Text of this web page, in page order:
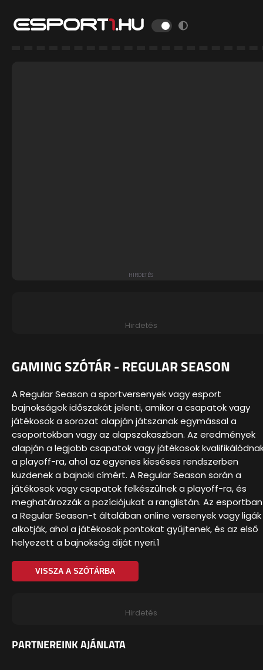
Hirdetés
GAMING SZÓTÁR - REGULAR SEASON
A Regular Season a sportversenyek vagy esport
bajnokságok időszakát jelenti, amikor a csapatok vagy
játékosok a sorozat alapján játszanak egymással a
csoportokban vagy az alapszakaszban. Az eredmények
alapján a legjobb csapatok vagy játékosok
a playoff-ra, ahol az egyenes kieséses rendszerben
küzdenek a bajnoki címért. A Regular Season során a
játékosok vagy csapatok felkészülnek a playoff-ra, és
meghatározzák a pozíciójukat a ranglistán. Az esportban
a Regular Season-t általában online versenyek vagy ligák
alkotják, ahol a játékosok pontokat gyűjtenek, és az első
helyezett a bajnokság díját nyeri.1
VISSZA A SZÓTÁRBA
Hirdetés
PARTNEREINK AJÁNLATA